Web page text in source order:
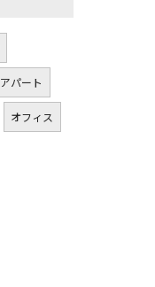
アパート
オフィス